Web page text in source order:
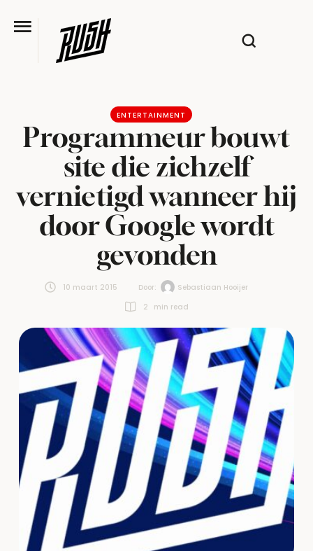
ENTERTAINMENT
Programmeur bouwt
site die zichzelf
vernietigd wanneer hij
door Google wordt
gevonden
10 maart 2015 Door:
Sebastiaan Hooijer
2
min read